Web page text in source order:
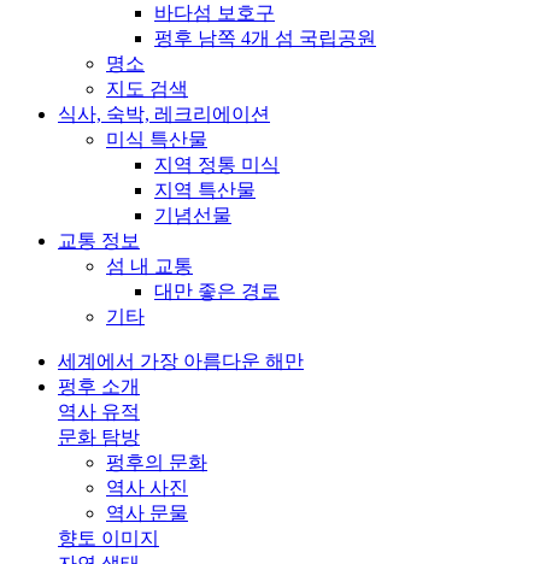
바다섬 보호구
펑후 남쪽 4개 섬 국립공원
명소
지도 검색
식사, 숙박, 레크리에이션
미식 특산물
지역 정통 미식
지역 특산물
기념선물
교통 정보
섬 내 교통
대만 좋은 경로
기타
세계에서 가장 아름다운 해만
펑후 소개
역사 유적
문화 탐방
펑후의 문화
역사 사진
역사 문물
향토 이미지